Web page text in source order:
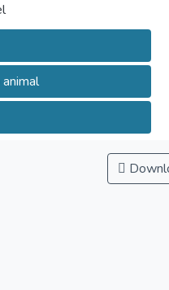
Molina durante el
252 cuyes entre
Tipo 2, Tipo 4 y Criollo;
Parrillero, Macho de